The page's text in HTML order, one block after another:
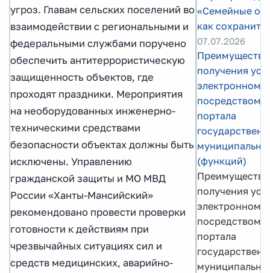
угроз. Главам сельских поселений во
взаимодействии с региональными и
федеральными службами поручено
обеспечить антитеррористическую
защищенность объектов, где
проходят праздники. Мероприятия
на необорудованных инженерно-
техническими средствами
безопасности объектах должны быть
исключены. Управлению
гражданской защиты и МО МВД
России «Ханты-Мансийский»
рекомендовано провести проверки
готовности к действиям при
чрезвычайных ситуациях сил и
средств медицинских, аварийно-
«Семейные
как сохранить
07.07.2026
Преимущества
получения
электронном
посредством
портала
(функций)
Преимущества
получения
электронном
посредством
портала